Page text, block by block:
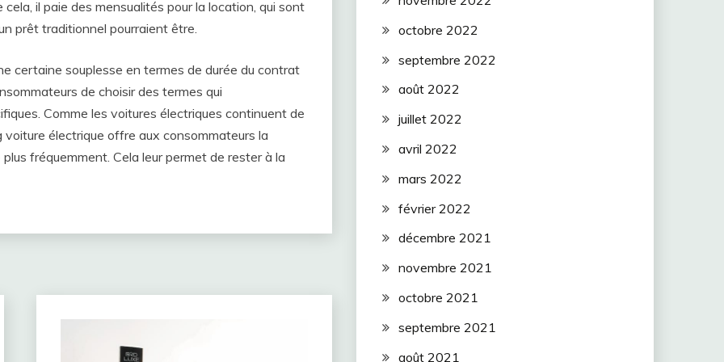
il paie des mensualités pour la location, qui sont
prêt traditionnel pourraient être.
certaine souplesse en termes de durée du contrat
de choisir des termes qui
Comme les voitures électriques continuent de
électrique offre aux consommateurs la
fréquemment. Cela leur permet de rester à la
octobre 2022
septembre 2022
août 2022
juillet 2022
avril 2022
mars 2022
février 2022
décembre 2021
novembre 2021
octobre 2021
septembre 2021
août 2021